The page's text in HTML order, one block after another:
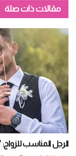
مقالات ذات صلة
الرجل المناسب للزواج: 7 عادات يومية تكشفه